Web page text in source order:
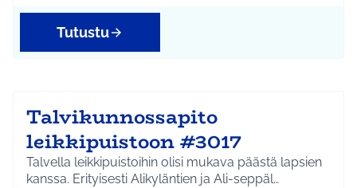
Tutustu
Talvikunnossapito
leikkipuistoon #3017
Talvella leikkipuistoihin olisi mukava päästä lapsien
kanssa. Erityisesti Alikyläntien ja Ali-seppäl…